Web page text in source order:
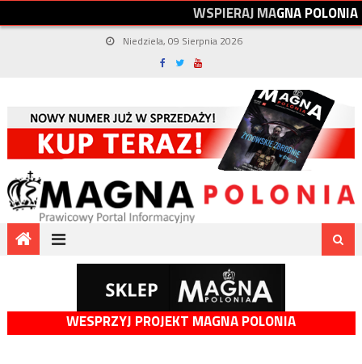
WSPIERAJMAGNAPOLONIA
Niedziela, 09 Sierpnia 2026
WESPRZYJ PROJEKT MAGNA POLONIA